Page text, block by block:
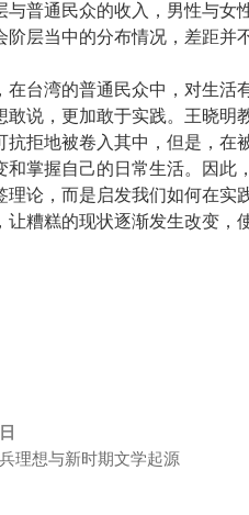
与普通民众的收入，男性与女
阶层当中的分布情况，差距并
台湾的普通民众中，对生活
敢说，更加敢于实践。王晓明
抗拒地被卷入其中，但是，在
和掌握自己的日常生活。因此
理论，而是启发我们如何在实
让糟糕的现状逐渐发生改变，
理想与新时期文学起源